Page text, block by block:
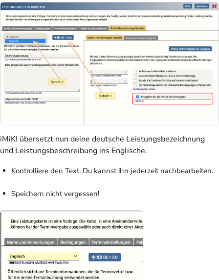
iMiKI übersetzt nun deine deutsche Leistungsbezeichnung
und Leistungsbeschreibung ins Englische.
Kontrolliere den Text. Du kannst ihn jederzeit nachbearbeiten.
Speichern nicht vergessen!